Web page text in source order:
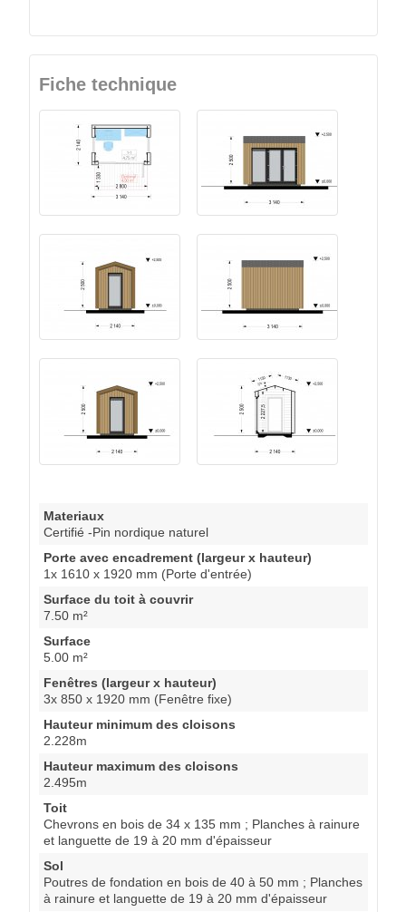
Fiche technique
Materiaux
Certifié -Pin nordique naturel
Porte avec encadrement (largeur x hauteur)
1x 1610 x 1920 mm (Porte d'entrée)
Surface du toit à couvrir
7.50 m²
Surface
5.00 m²
Fenêtres (largeur x hauteur)
3x 850 x 1920 mm (Fenêtre fixe)
Hauteur minimum des cloisons
2.228m
Hauteur maximum des cloisons
2.495m
Toit
Chevrons en bois de 34 x 135 mm ; Planches à rainure
et languette de 19 à 20 mm d'épaisseur
Sol
Poutres de fondation en bois de 40 à 50 mm ; Planches
à rainure et languette de 19 à 20 mm d'épaisseur